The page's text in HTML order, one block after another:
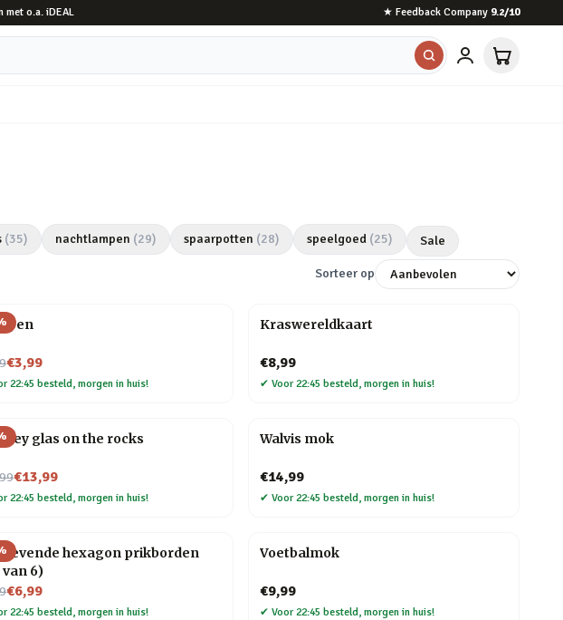
o.a. iDEAL ★ Feedback Company 9.2/10
(35) nachtlampen (29) spaarpotten (28) speelgoed (25) Sale
Sorteer op
pen
€3,99
22:45 besteld, morgen in huis!
Kraswereldkaart
€8,99
✔ Voor 22:45 besteld, morgen in huis!
glas on the rocks
€13,99
22:45 besteld, morgen in huis!
Walvis mok
€14,99
✔ Voor 22:45 besteld, morgen in huis!
hexagon prikborden
6)
€6,99
22:45 besteld, morgen in huis!
Voetbalmok
€9,99
✔ Voor 22:45 besteld, morgen in huis!